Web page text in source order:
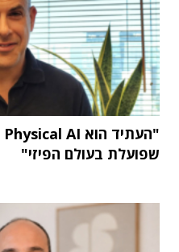
שפועלת בעולם הפיזי"